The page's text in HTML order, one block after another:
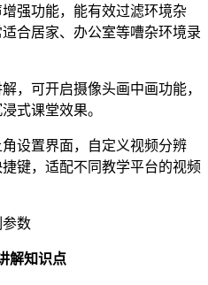
强功能，能有效过滤环境杂
合居家、办公室等嘈杂环境录
，可开启摄像头画中画功能，
式课堂效果。
设置界面，自定义视频分辨
键，适配不同教学平台的视频
解知识点